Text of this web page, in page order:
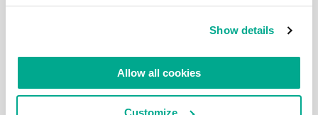
Show details
Allow all cookies
Customize
Décima quinta?! Gente… o tempo voa! Segundo:
finalmente estamos de volta ao formato offline, […]